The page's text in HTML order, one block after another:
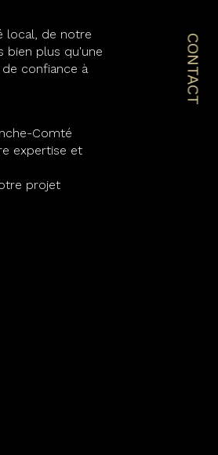
CONTACT
local, de notre
bien plus qu'une
confiance à
Comté
expertise et
projet